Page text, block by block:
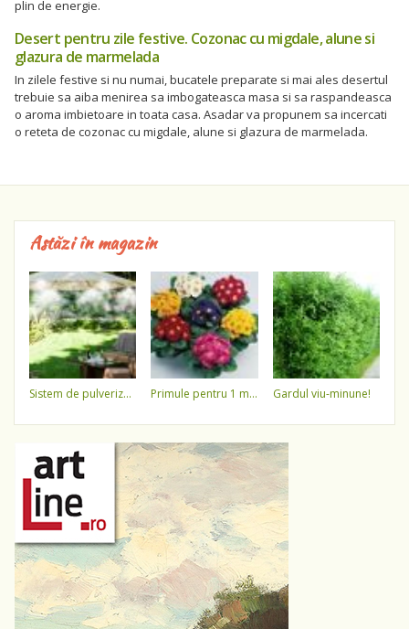
plin de energie.
Desert pentru zile festive. Cozonac cu migdale, alune si
glazura de marmelada
In zilele festive si nu numai, bucatele preparate si mai ales desertul
trebuie sa aiba menirea sa imbogateasca masa si sa raspandeasca
o aroma imbietoare in toata casa. Asadar va propunem sa incercati
o reteta de cozonac cu migdale, alune si glazura de marmelada.
Astăzi în magazin
sistem de pulverizare a apei primule pentru 1 martie 3,5 lei / ghiveci !!!! gardul viu-minune!